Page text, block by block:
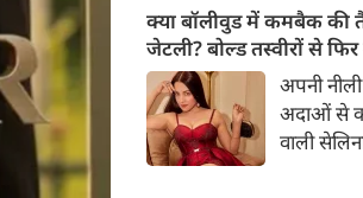
बच्चों की
तिवारी
प्यार
ने वेकेशन
की है।
क्या बॉलीवुड में कमबैक की
जेटली? बोल्ड तस्वीरों से
अपनी
अदाओं से
वाली